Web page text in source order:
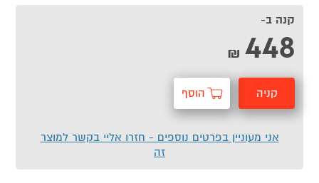
קנה ב-
448
₪
קניה הוסף
אני מעוניין בפרטים נוספים - חזרו אליי בקשר למוצר
זה